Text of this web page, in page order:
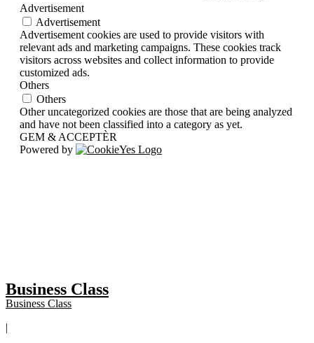
Business Class
Business Class
|
Advertisement
Advertisement
Advertisement cookies are used to provide visitors with
relevant ads and marketing campaigns. These cookies track
visitors across websites and collect information to provide
customized ads.
Others
Others
Other uncategorized cookies are those that are being analyzed
and have not been classified into a category as yet.
GEM & ACCEPTÈR
Powered by